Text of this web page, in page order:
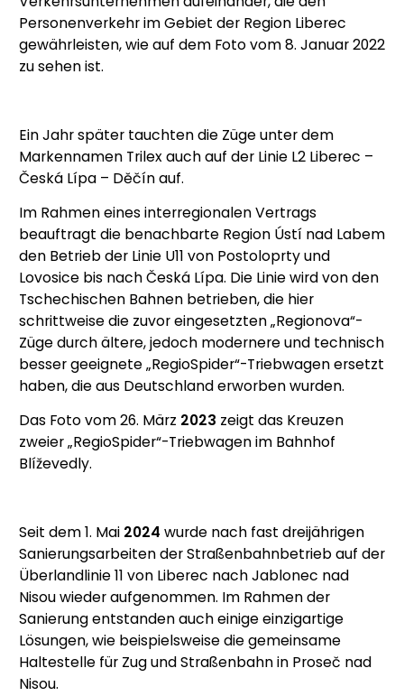
Personenverkehr im Gebiet der Region Liberec
gewährleisten, wie auf dem Foto vom 8. Januar 2022
zu sehen ist.
Ein Jahr später tauchten die Züge unter dem
Markennamen Trilex auch auf der Linie L2 Liberec –
Česká Lípa – Děčín auf.
Im Rahmen eines interregionalen Vertrags
beauftragt die benachbarte Region Ústí nad Labem
den Betrieb der Linie U11 von Postoloprty und
Lovosice bis nach Česká Lípa. Die Linie wird von den
Tschechischen Bahnen betrieben, die hier
schrittweise die zuvor eingesetzten „Regionova“-
Züge durch ältere, jedoch modernere und technisch
besser geeignete „RegioSpider“-Triebwagen ersetzt
haben, die aus Deutschland erworben wurden.
Das Foto vom 26. März 2023 zeigt das Kreuzen
zweier „RegioSpider“-Triebwagen im Bahnhof
Blíževedly.
Seit dem 1. Mai 2024 wurde nach fast dreijährigen
Sanierungsarbeiten der Straßenbahnbetrieb auf der
Überlandlinie 11 von Liberec nach Jablonec nad
Nisou wieder aufgenommen. Im Rahmen der
Sanierung entstanden auch einige einzigartige
Lösungen, wie beispielsweise die gemeinsame
Haltestelle für Zug und Straßenbahn in Proseč nad
Nisou.